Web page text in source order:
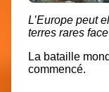
L’Europe peut
terres rares
La bataille
commencé.